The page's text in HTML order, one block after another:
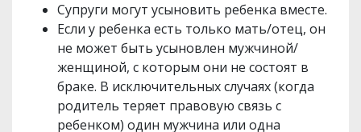
Супруги могут усыновить ребенка вместе.
Если у ребенка есть только мать/отец, он
не может быть усыновлен мужчиной/
женщиной, с которым они не состоят в
браке. В исключительных случаях (когда
родитель теряет правовую связь с
ребенком) один мужчина или одна